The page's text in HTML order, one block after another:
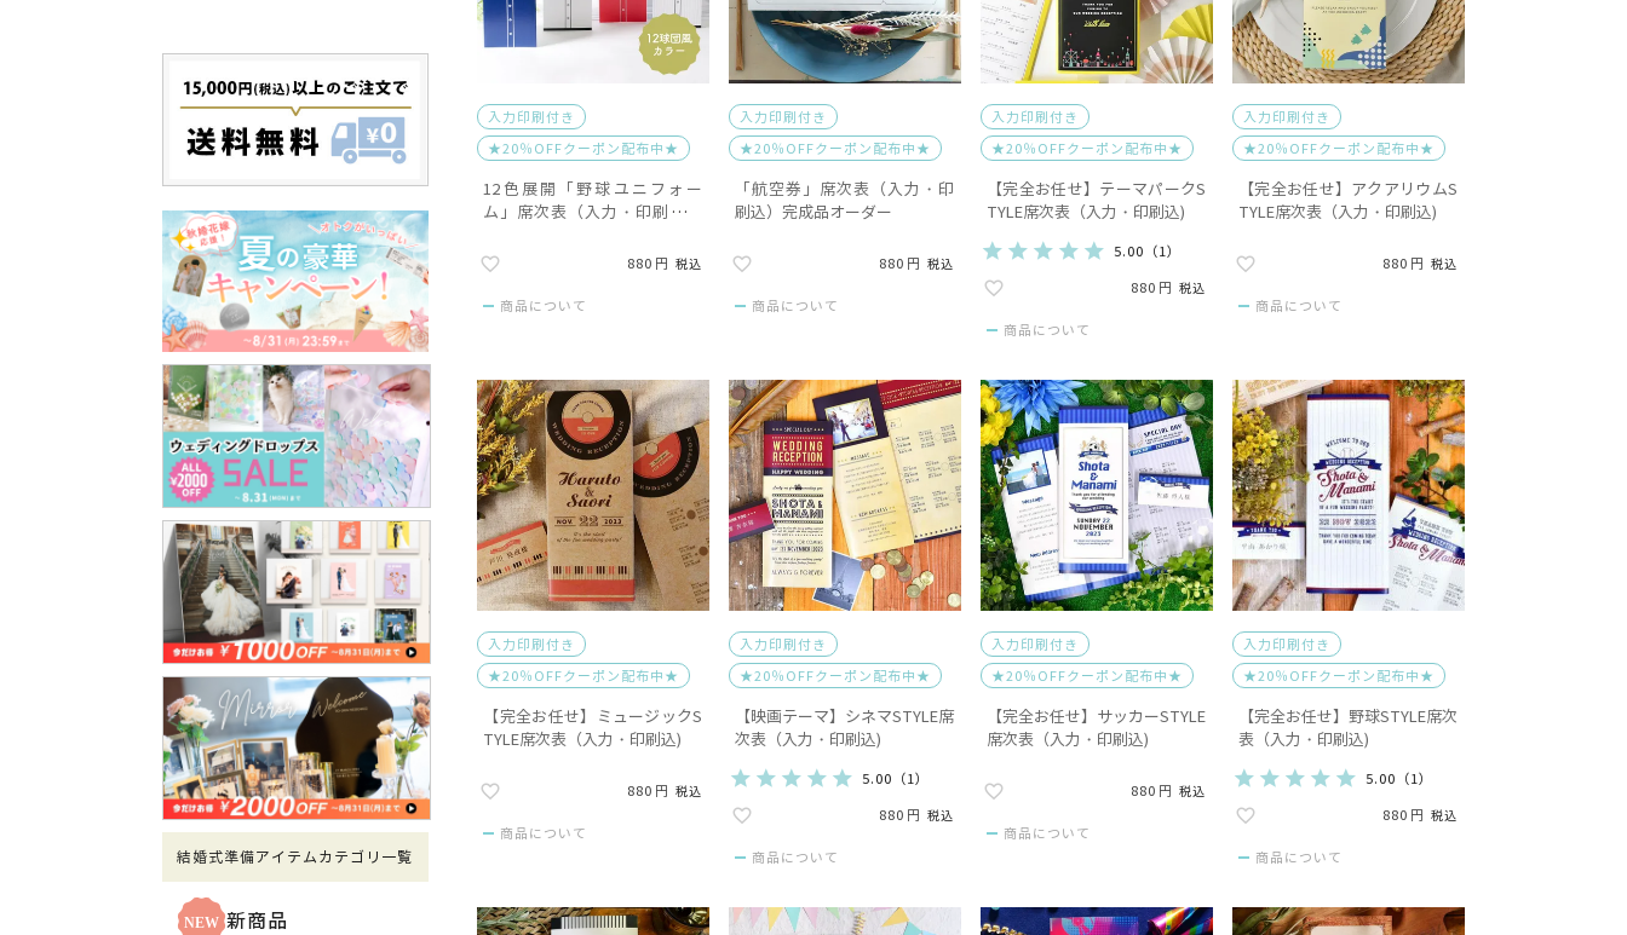
結婚式準備アイテムカテゴリ一覧
新商品
入力印刷付き
★20％OFFクーポン配布中★
12色展開「野球ユニフォー
ム」席次表（入力・印刷込）
880 税込
商品について
入力印刷付き
★20％OFFクーポン配布中★
「航空券」席次表（入力・印
刷込）完成品オーダー
880 税込
商品について
入力印刷付き
★20％OFFクーポン配布中★
【完全お任せ】テーマパークS
TYLE席次表（入力・印刷込)
5.00 （1）
880 税込
商品について
入力印刷付き
★20％OFFクーポン配布中★
【完全お任せ】アクアリウムS
TYLE席次表（入力・印刷込)
880 税込
商品について
入力印刷付き
★20％OFFクーポン配布中★
【完全お任せ】ミュージックS
TYLE席次表（入力・印刷込)
880 税込
商品について
入力印刷付き
★20％OFFクーポン配布中★
【映画テーマ】シネマSTYLE席
次表（入力・印刷込)
5.00 （1）
880 税込
商品について
入力印刷付き
★20％OFFクーポン配布中★
【完全お任せ】サッカーSTYLE
席次表（入力・印刷込)
880 税込
商品について
入力印刷付き
★20％OFFクーポン配布中★
【完全お任せ】野球STYLE席次
表（入力・印刷込)
5.00 （1）
880 税込
商品について